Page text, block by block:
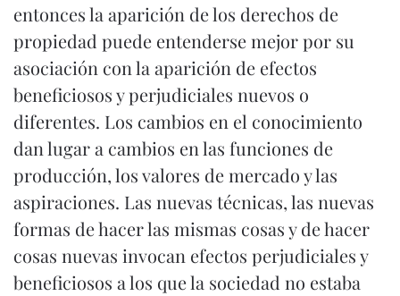
entonces la aparición de los derechos de
propiedad puede entenderse mejor por su
asociación con la aparición de efectos
beneficiosos y perjudiciales nuevos o
diferentes. Los cambios en el conocimiento
dan lugar a cambios en las funciones de
producción, los valores de mercado y las
aspiraciones. Las nuevas técnicas, las nuevas
formas de hacer las mismas cosas y de hacer
cosas nuevas invocan efectos perjudiciales y
beneficiosos a los que la sociedad no estaba